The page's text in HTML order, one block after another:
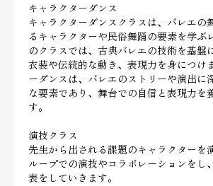
キャラクターダンス
キャラクターダンスクラスは、バレエの
るキャラクターや民俗舞踊の要素を学ぶ
のクラスでは、古典バレエの技術を基盤
衣装や伝統的な動き、表現力を身につけ
ーダンスは、バレエのストリーや演出に
な要素であり、舞台での自信と表現力を
す。
演技クラス
先生から出される課題のキャラクターを
ループでの演技やコラボレーションをし
表をしていきます。